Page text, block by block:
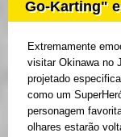
Go-Karting"
Extremamente
visitar Okinawa no
projetado
como um
personagem
olhares estarão